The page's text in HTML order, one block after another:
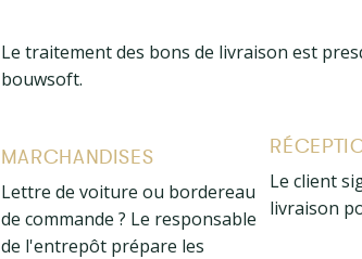
Le traitement des bons de livraison est
bouwsoft.
MARCHANDISES
Lettre de voiture ou bordereau
de commande ? Le responsable
de l'entrepôt prépare les
Le client
livraison